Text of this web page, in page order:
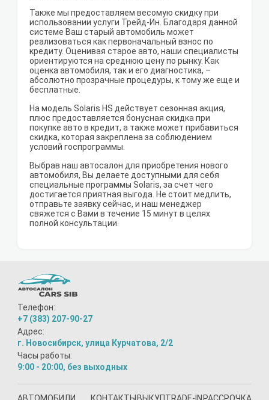
Также мы предоставляем весомую скидку при
использовании услуги Трейд-Ин. Благодаря данной
системе Ваш старый автомобиль может
реализоваться как первоначальный взнос по
кредиту. Оценивая старое авто, наши специалисты
ориентируются на среднюю цену по рынку. Как
оценка автомобиля, так и его диагностика, –
абсолютно прозрачные процедуры, к тому же еще и
бесплатные.
На модель Solaris HS действует сезонная акция,
плюс предоставляется бонусная скидка при
покупке авто в кредит, а также может прибавиться
скидка, которая закреплена за соблюдением
условий госпрограммы.
Выбрав наш автосалон для приобретения нового
автомобиля, Вы делаете доступными для себя
специальные программы Solaris, за счет чего
достигается приятная выгода. Не стоит медлить,
отправьте заявку сейчас, и наш менеджер
свяжется с Вами в течение 15 минут в целях
полной консультации.
Телефон:
+7 (383) 207-90-27
Адрес:
г. Новосибирск, улица Курчатова, 2/2
Часы работы:
9:00 - 20:00, без выходных